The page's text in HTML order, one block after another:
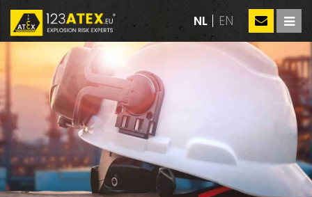
NL EN